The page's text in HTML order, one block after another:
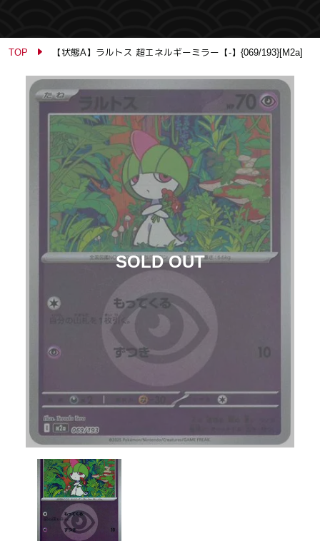
TOP 【状態A】ラルトス 超エネルギーミラー【-】{069/193}[M2a]